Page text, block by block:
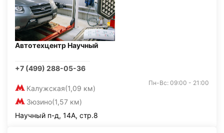
Автотехцентр Научный
+7 (499) 288-05-36
Калужская(1,09 км)
Зюзино(1,57 км)
Пн-Вс: 09:00 - 21:00
Научный п-д, 14А, стр.8